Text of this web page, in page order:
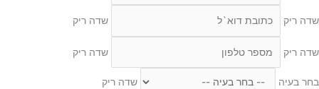
שדה ריק שדה ריק
שדה ריק שדה ריק
בחר בעיה
שדה ריק